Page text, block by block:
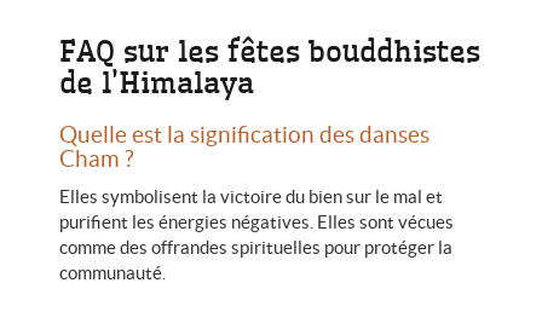
FAQ sur les fêtes bouddhistes
de l’Himalaya
Quelle est la signification des danses
Cham ?
Elles symbolisent la victoire du bien sur le mal et
purifient les énergies négatives. Elles sont vécues
comme des offrandes spirituelles pour protéger la
communauté.